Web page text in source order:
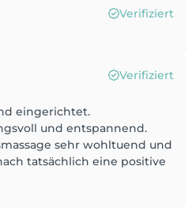
Verifiziert
Verifiziert
eingerichtet.
und entspannend.
sehr wohltuend und
tatsächlich eine positive